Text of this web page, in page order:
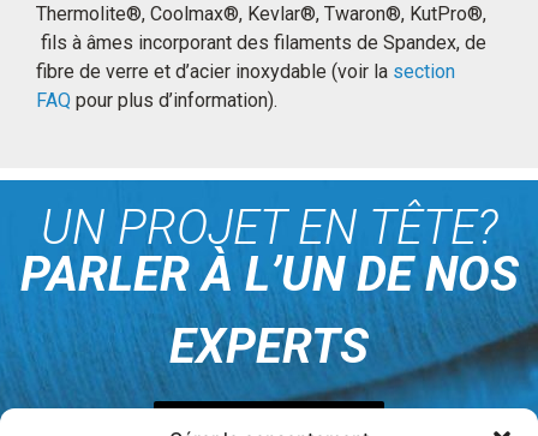
Thermolite®, Coolmax®, Kevlar®, Twaron®, KutPro®,
fils à âmes incorporant des filaments de Spandex, de
fibre de verre et d’acier inoxydable (voir la section
FAQ pour plus d’information).
UN PROJET EN TÊTE?
PARLER À L’UN DE NOS
EXPERTS